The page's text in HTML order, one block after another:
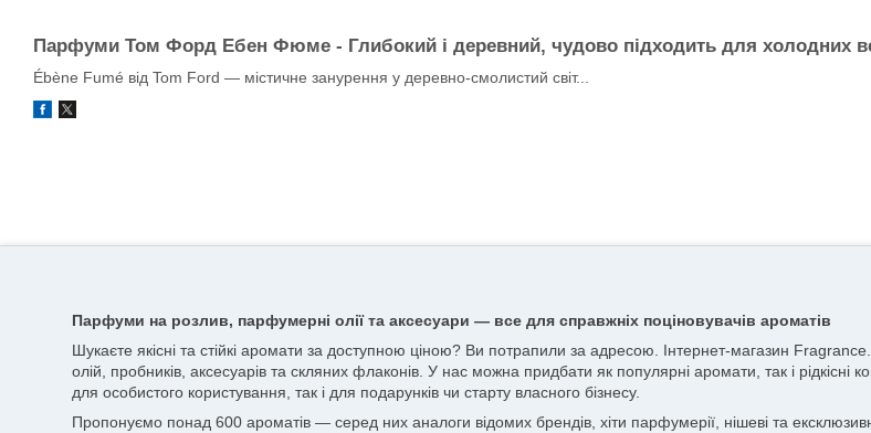
Парфуми Том Форд Ебен Фюме - Глибокий і деревний, чудово підходить для холодних
Ébène Fumé від Tom Ford — містичне занурення у деревно-смолистий світ...
Парфуми на розлив, парфумерні олії та аксесуари — все для справжніх поціновувачів ароматів
Шукаєте якісні та стійкі аромати за доступною ціною? Ви потрапили за адресою. Інтернет-магазин
олій, пробників, аксесуарів та скляних флаконів. У нас можна придбати як популярні аромати, так і
для особистого користування, так і для подарунків чи старту власного бізнесу.
Пропонуємо понад 600 ароматів — серед них аналоги відомих брендів, хіти парфумерії, нішеві та